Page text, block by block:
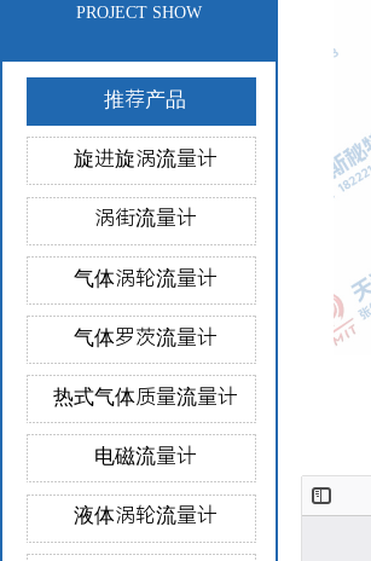
PROJECT SHOW
推荐产品
旋进旋涡流量计
涡街流量计
气体涡轮流量计
气体罗茨流量计
热式气体质量流量计
电磁流量计
液体涡轮流量计